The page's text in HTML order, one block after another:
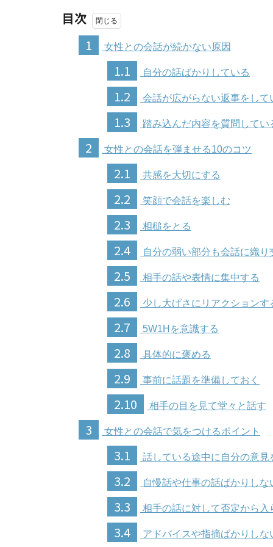
目次
1
女性との会話が続かない原因
1.1 自分の話ばかりしている
1.2 会話が広がらない返事をして
1.3 踏み込んだ内容を質問してい
2 女性との会話を弾ませる10のコツ
2.1 共感を大切にする
2.2 笑顔で会話を楽しむ
2.3 相槌をとる
2.4 自分の弱い部分も会話に織り
2.5 相手の話や表情に集中する
2.6 少し大げさにリアクションす
2.7 5W1Hを意識する
2.8 具体的に褒める
2.9 事前に話題を準備しておく
2.10 相手の目を見て堂々と話す
3 女性との会話で気をつけるポイント
3.1 話している途中に自分の意見
3.2 自慢話や仕事の話ばかりしな
3.3 相手の話に対して否定から入
3.4 アドバイスや指摘ばかりしな